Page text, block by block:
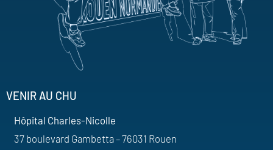
VENIR AU CHU
Hôpital Charles-Nicolle
37 boulevard Gambetta – 76031 Rouen